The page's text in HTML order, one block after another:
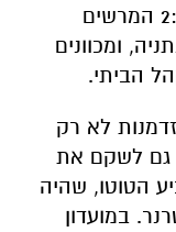
מגיעים עם ביטחון גבוה לאחר ה־2:4 המרשים
ומכוונים
הביתי.
לא רק
גם לשקם את
הטוטו, שהיה
במועדון